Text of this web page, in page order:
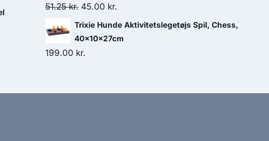
51.25kr. Den
oprindelige
pris
var:
45.00 kr.
aktuelle
pris
Trixie Hunde Aktivitetslegetøjs Spil, Chess,
40×10×27cm
199.00 kr.